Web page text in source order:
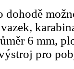
6 mm,
pro